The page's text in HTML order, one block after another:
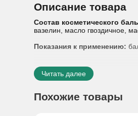
Описание товара
Состав косметического
вазелин, масло гвоздичное,
Показания к применению:
Читать далее
Похожие товары